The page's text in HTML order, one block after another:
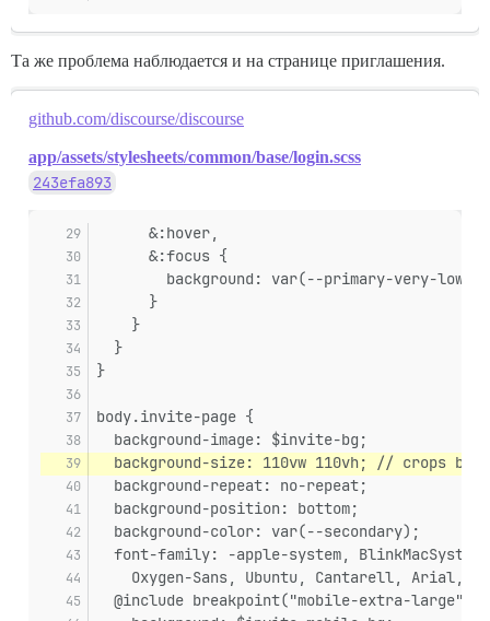
Та же проблема наблюдается и на странице приглашения.
github.com/discourse/discourse
app/assets/stylesheets/common/base/login.scss
243efa893
      &:hover,
      &:focus {
        background: var(--primary-very-low);
      }
    }
  }
}
body.invite-page {
  background-image: $invite-bg;
background-size: 110vw 110vh; // crops
  background-repeat: no-repeat;
  background-position: bottom;
  background-color: var(--secondary);
font-family: -apple-system,
Oxygen-Sans, Ubuntu, Cantarell, Arial,
  @include breakpoint("mobile-extra-large") {